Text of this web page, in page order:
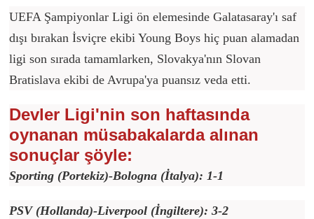
UEFA Şampiyonlar Ligi ön elemesinde Galatasaray'ı saf
dışı bırakan İsviçre ekibi Young Boys hiç puan alamadan
ligi son sırada tamamlarken, Slovakya'nın Slovan
Bratislava ekibi de Avrupa'ya puansız veda etti.
Devler Ligi'nin son haftasında
oynanan müsabakalarda alınan
sonuçlar şöyle:
Sporting (Portekiz)-Bologna (İtalya): 1-1
PSV (Hollanda)-Liverpool (İngiltere): 3-2